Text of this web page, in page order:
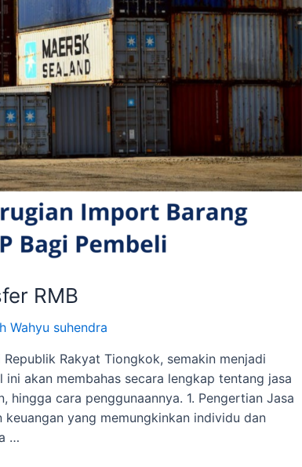
RMB
Wahyu suhendra
Rakyat Tiongkok, semakin menjadi
akan membahas secara lengkap tentang jasa
hingga cara penggunaannya. 1. Pengertian Jasa
keuangan yang memungkinkan individu dan
…